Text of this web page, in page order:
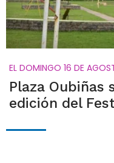
EL DOMINGO 16 DE
Plaza Oubiñas
edición del